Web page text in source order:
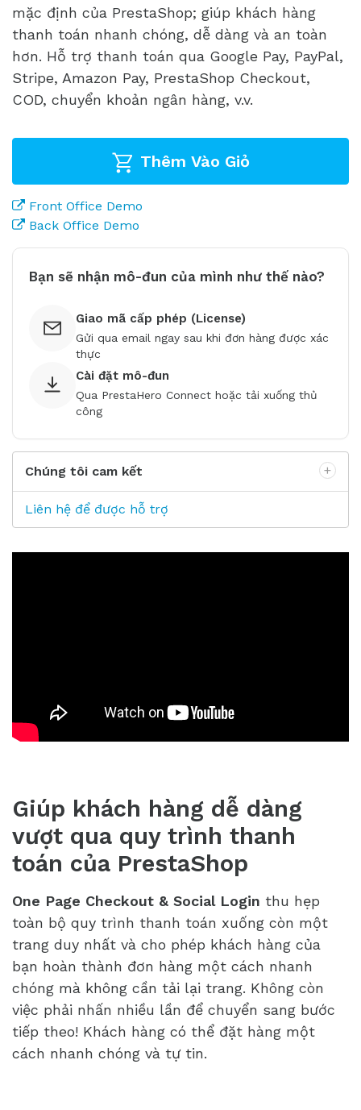
mặc định của PrestaShop; giúp khách hàng
thanh toán nhanh chóng, dễ dàng và an toàn
hơn. Hỗ trợ thanh toán qua Google Pay, PayPal,
Stripe, Amazon Pay, PrestaShop Checkout,
COD, chuyển khoản ngân hàng, v.v.
Thêm Vào Giỏ
Front Office Demo
Back Office Demo
Bạn sẽ nhận mô-đun của mình như thế nào?
Giao mã cấp phép (License)
Gửi qua email ngay sau khi đơn hàng được xác
thực
Cài đặt mô-đun
Qua PrestaHero Connect hoặc tải xuống thủ
công
Chúng tôi cam kết
Liên hệ để được hỗ trợ
Giúp khách hàng dễ dàng
vượt qua quy trình thanh
toán của PrestaShop
One Page Checkout & Social Login thu hẹp
toàn bộ quy trình thanh toán xuống còn một
trang duy nhất và cho phép khách hàng của
bạn hoàn thành đơn hàng một cách nhanh
chóng mà không cần tải lại trang. Không còn
việc phải nhấn nhiều lần để chuyển sang bước
tiếp theo! Khách hàng có thể đặt hàng một
cách nhanh chóng và tự tin.